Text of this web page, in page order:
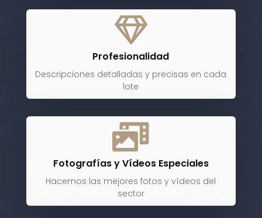

Profesionalidad
Descripciones detalladas y precisas en cada
lote

Fotografías y Vídeos Especiales
Hacemos las mejores fotos y vídeos del
sector